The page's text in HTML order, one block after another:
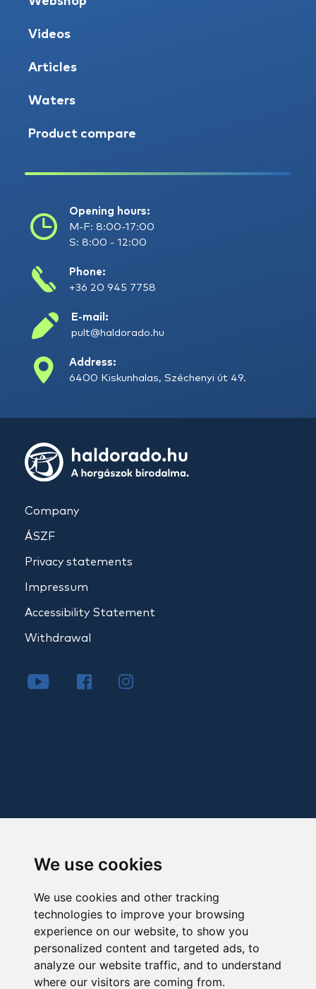
We use cookies
We use cookies and other tracking
technologies to improve your browsing
experience on our website, to show you
personalized content and targeted ads, to
analyze our website traffic, and to understand
where our visitors are coming from.
Videos
Articles
Waters
Product compare
Opening hours:
M-F: 8:00-17:00
S: 8:00 - 12:00
Phone:
+36 20 945 7758
E-mail:
pult@haldorado.hu
Address:
6400 Kiskunhalas, Széchenyi út 49.
Company
ÁSZF
Privacy statements
Impressum
Accessibility Statement
Withdrawal